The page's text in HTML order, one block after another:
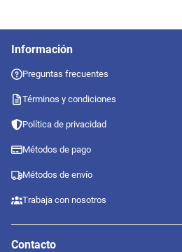
Información
Preguntas frecuentes
Términos y condiciones
Política de privacidad
Métodos de pago
Métodos de envío
Trabaja con nosotros
Contacto